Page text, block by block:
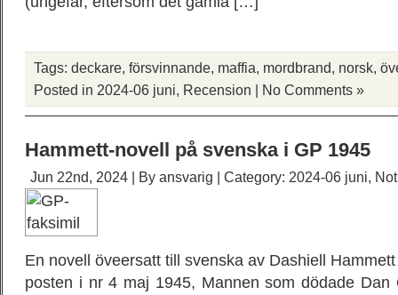
Tags: deckare, försvinnande, maffia, mordbrand, norsk,
Posted in 2024-06 juni, Recension | No Comments »
Hammett-novell på svenska i GP 1945
Jun 22nd, 2024 | By ansvarig | Category: 2024-06 juni,
En novell öveersatt till svenska av Dashiell
posten i nr 4 maj 1945, Mannen som dödade Dan